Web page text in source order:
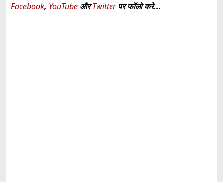
Facebook, YouTube औरTwitterपर फॉलो करे...